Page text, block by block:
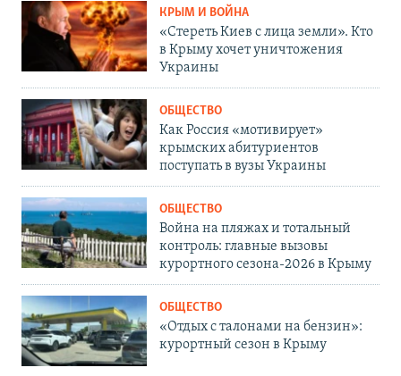
КРЫМ И ВОЙНА
«Стереть Киев с лица земли». Кто
в Крыму хочет уничтожения
Украины
ОБЩЕСТВО
Как Россия «мотивирует»
крымских абитуриентов
поступать в вузы Украины
ОБЩЕСТВО
Война на пляжах и тотальный
контроль: главные вызовы
курортного сезона-2026 в Крыму
ОБЩЕСТВО
«Отдых с талонами на бензин»:
курортный сезон в Крыму